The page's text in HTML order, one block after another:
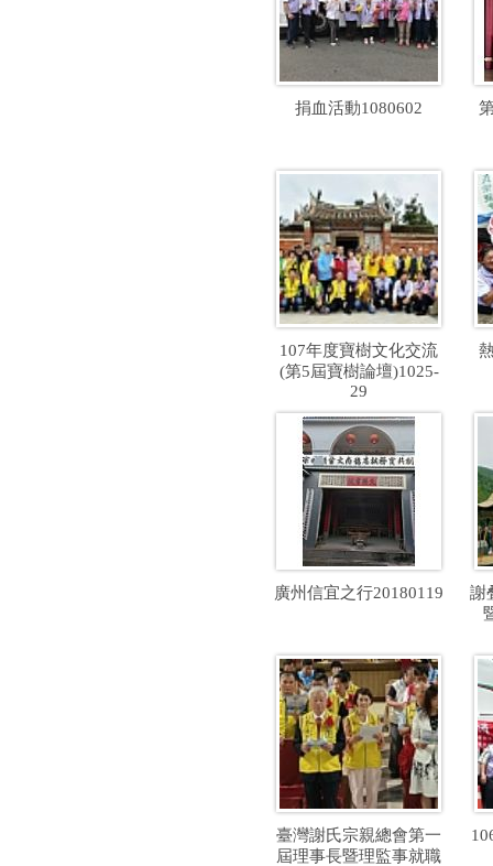
捐血活動1080602
107年度寶樹文化交流
(第5屆寶樹論壇)1025-
29
廣州信宜之行20180119
謝
臺灣謝氏宗親總會第一
屆理事長暨理監事就職